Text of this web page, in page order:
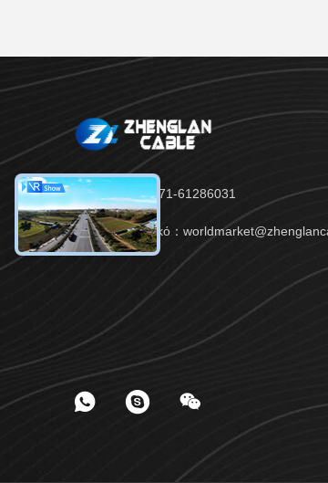
τηλ：86-371-61286031
Ηλεκτρονικό：